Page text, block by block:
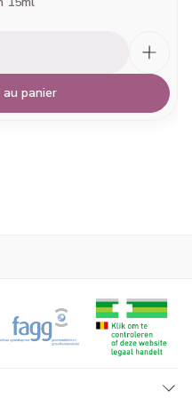
panier